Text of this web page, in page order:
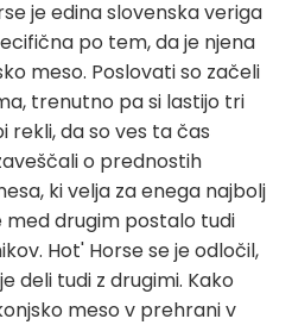
je edina slovenska veriga
po tem, da je njena
meso. Poslovati so začeli
trenutno pa si lastijo tri
rekli, da so ves ta čas
o prednostih
ki velja za enega najbolj
med drugim postalo tudi
Hot' Horse se je odločil,
deli tudi z drugimi. Kako
meso v prehrani v